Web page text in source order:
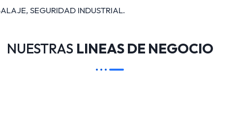
SEGURIDAD INDUSTRIAL.
NUESTRAS LINEAS DE NEGOCIO